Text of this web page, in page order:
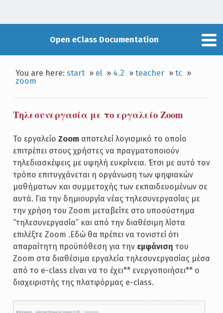
Open eClass Documentation
You are here:start » el » 4.2 »teacher »tc »
zoom
Τηλεσυνεργασία με το εργαλείο Zoom
Το εργαλείο Zoomαποτελεί λογισμικό το οποίο
επιτρέπει στους χρήστες να πραγματοποιούν
τηλεδιασκέψεις με υψηλή ευκρίνεια. Έτσι με αυτό τον
τρόπο επιτυγχάνεται η οργάνωση των ψηφιακών
μαθήματων και συμμετοχής των εκπαιδευομένων σε
αυτά. Για την δημιουργία νέας τηλεσυνεργασίας με
την χρήση του Zoom μεταβείτε στο υποσύστημα
“τηλεσυνεργασία” και από την διαθέσιμη λίστα
επιλέξτε Zoom .Εδώ θα πρέπει να τονιστεί ότι
απαραίτητη προϋπόθεση για την εμφάνιση του
Zoom στα διαθέσιμα εργαλεία τηλεσυνεργασίας μέσα
από το e-class είναι να το έχει** ενεργοποιήσει** ο
διαχειριστής της πλατφόρμας e-class.